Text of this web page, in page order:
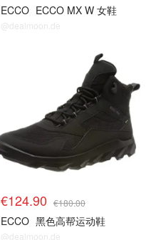
ECCO ECCO MX W 女鞋
@dealmoon.de
€124.90 €180.00
ECCO 黑色高帮运动鞋
@dealmoon.de